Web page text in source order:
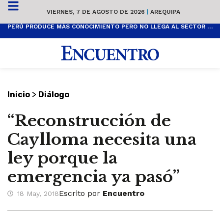
VIERNES, 7 DE AGOSTO DE 2026 | AREQUIPA
PERÚ PRODUCE MÁS CONOCIMIENTO PERO NO LLEGA AL SECTOR PRODUCTIVO
Inicio > Diálogo
“Reconstrucción de
Caylloma necesita una
ley porque la
emergencia ya pasó”
18 May, 2018Escrito por Encuentro